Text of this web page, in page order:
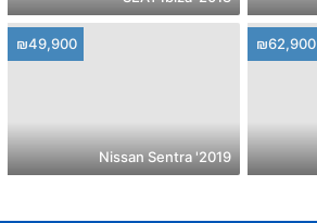
₪62,900
₪49,900
2019' Nissan Sentra